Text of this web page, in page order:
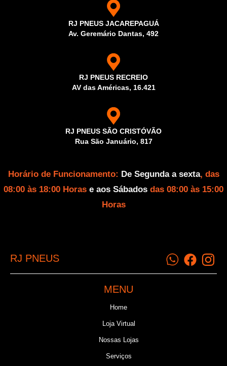
RJ PNEUS JACAREPAGUÁ
Av. Geremário Dantas, 492
RJ PNEUS RECREIO
AV das Américas, 16.421
RJ PNEUS SÃO CRISTÓVÃO
Rua São Januário, 817
Horário de Funcionamento: De Segunda a sexta, das
08:00 às 18:00 Horas e aos Sábados das 08:00 às 15:00
Horas
RJ PNEUS
MENU
Home
Loja Virtual
Nossas Lojas
Serviços